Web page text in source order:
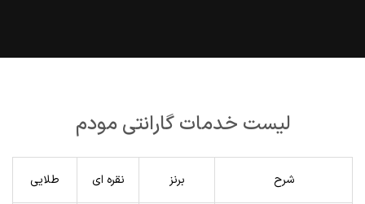
لیست خدمات گارانتی مودم
شرح برنز نقره ای طلایی